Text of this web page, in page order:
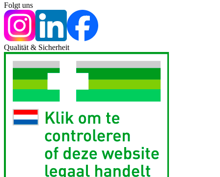
Folgt uns
Qualität & Sicherheit